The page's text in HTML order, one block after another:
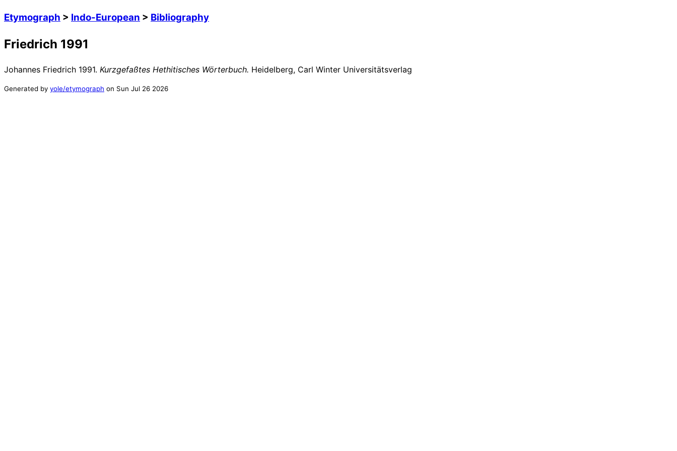
Etymograph > Indo-European > Bibliography
Friedrich 1991
Johannes Friedrich 1991. Kurzgefaßtes Hethitisches Wörterbuch. Heidelberg, Carl Winter Universitätsverlag
Generated by yole/etymograph on Sun Jul 26 2026